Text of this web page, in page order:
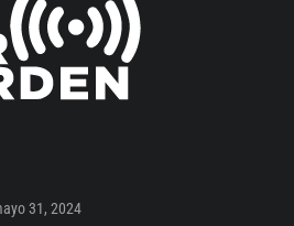
31, 2024